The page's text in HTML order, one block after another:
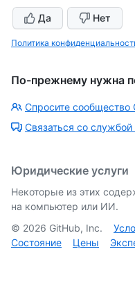
Да Нет
Политика
По-прежнему нужна
Спросите сообщество
Связаться со
Юридические услуги
Некоторые из этих
на компьютер или ИИ.
© 2026 GitHub, Inc.
Состояние
Цены